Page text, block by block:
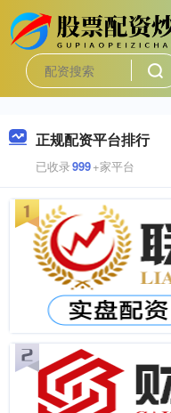
正规配资平台排行
已收录999+家平台